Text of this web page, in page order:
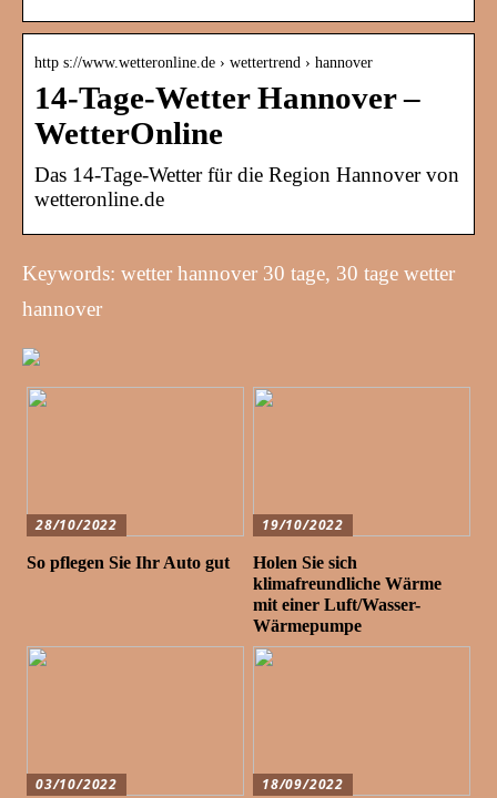
http s://www.wetteronline.de › wettertrend › hannover
14-Tage-Wetter Hannover –
WetterOnline
Das 14-Tage-Wetter für die Region Hannover von
wetteronline.de
Keywords: wetter hannover 30 tage, 30 tage wetter
hannover
28/10/2022
So pflegen Sie Ihr Auto gut
19/10/2022
Holen Sie sich
klimafreundliche Wärme
mit einer Luft/Wasser-
Wärmepumpe
03/10/2022 18/09/2022